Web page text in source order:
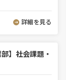
詳細を見る
】社会課題・